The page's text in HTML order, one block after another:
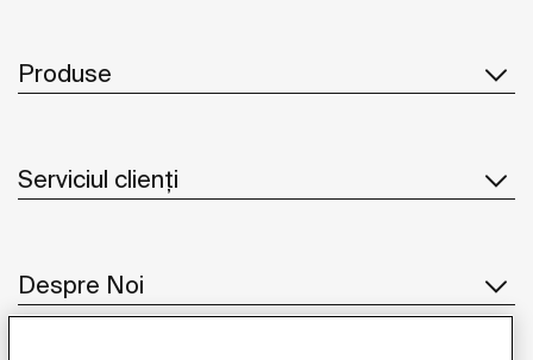
Produse
Serviciul clienți
Despre Noi